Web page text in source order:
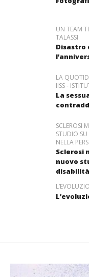
UN TEAM
TALASSI
Disastro
LA
IISS -
La
SCLEROSI
STUDIO
NELLA
Sclerosi
nuovo